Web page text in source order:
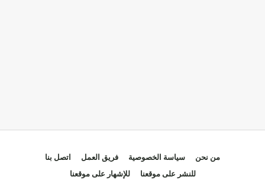
من نحن سياسة الخصوصية فريق العمل
اتصل بنا
للنشر على موقعنا
للإشهار على موقعنا